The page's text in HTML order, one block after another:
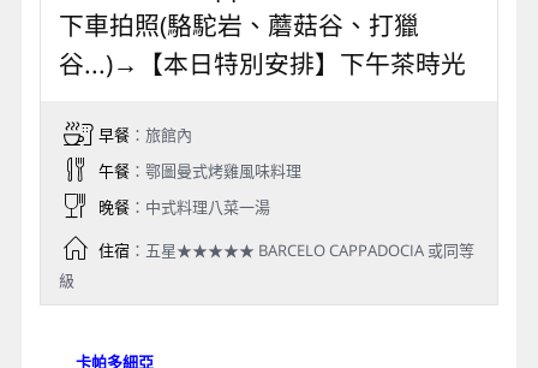
【入內參觀】梅芙拉娜博物館
【下車參觀】古驛站
Day 7
卡帕多細亞Cappadocia→奇岩怪石區
下車拍照(駱駝岩、蘑菇谷、打獵